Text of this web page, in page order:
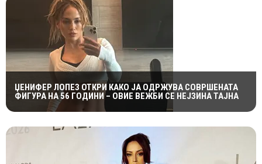
ЏЕНИФЕР ЛОПЕЗ ОТКРИ КАКО ЈА ОДРЖУВА СОВРШЕНАТА
ФИГУРА НА 56 ГОДИНИ – ОВИЕ ВЕЖБИ СЕ НЕЈЗИНА ТАЈНА